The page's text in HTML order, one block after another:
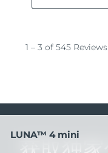
LUNA™ 4 mini